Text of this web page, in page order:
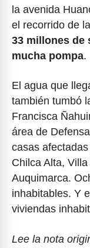
la avenida
el recorrido de
33 millones de
mucha pompa.
El agua que
también tumbó
Francisca
área de
casas
Chilca Alta,
Auquimarca.
inhabitables. Y
viviendas
Lee la nota